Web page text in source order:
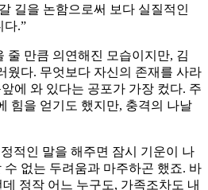
길을 논함으로써 보다 실질적인
다.”
줄 만큼 의연해진 모습이지만, 김
웠다. 무엇보다 자신의 존재를 사라
에 와 있다는 공포가 가장 컸다. 주
힘을 얻기도 했지만, 충격의 나날
적인 말을 해주면 잠시 기운이 나
수 없는 두려움과 마주하곤 했죠. 바
데 정작 어느 누구도, 가족조차도 내